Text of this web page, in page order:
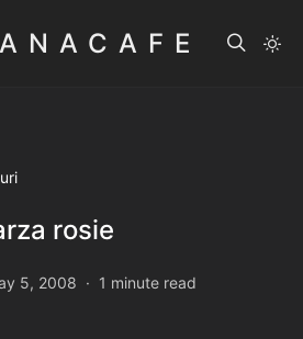
rosie
5, 2008 1 minute read